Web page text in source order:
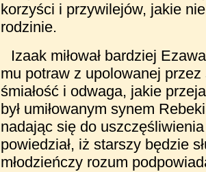
korzyści i przywilejów, jakie
rodzinie.
Izaak miłował bardziej
mu potraw z upolowanej
śmiałość i odwaga, jakie
był umiłowanym synem
nadając się do
powiedział, iż starszy będzie
młodzieńczy rozum